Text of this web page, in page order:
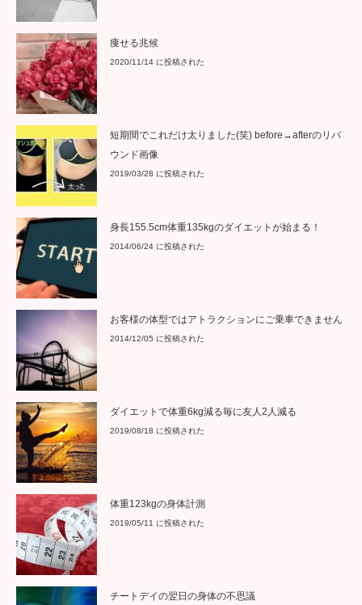
痩せる兆候
2020/11/14 に投稿された
短期間でこれだけ太りました(笑) before→afterのリバ
ウンド画像
2019/03/28 に投稿された
身長155.5cm体重135kgのダイエットが始まる！
2014/06/24 に投稿された
お客様の体型ではアトラクションにご乗車できません
2014/12/05 に投稿された
ダイエットで体重6kg減る毎に友人2人減る
2019/08/18 に投稿された
体重123kgの身体計測
2019/05/11 に投稿された
チートデイの翌日の身体の不思議